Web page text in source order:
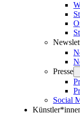
Presse
Social